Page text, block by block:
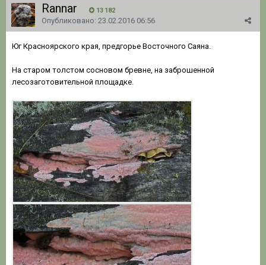
Rannar 13 182
Опубликовано: 23.02.2016 06:56
Юг Красноярского края, предгорье Восточного Саяна.
На старом толстом сосновом бревне, на заброшенной
лесозаготовительной площадке.